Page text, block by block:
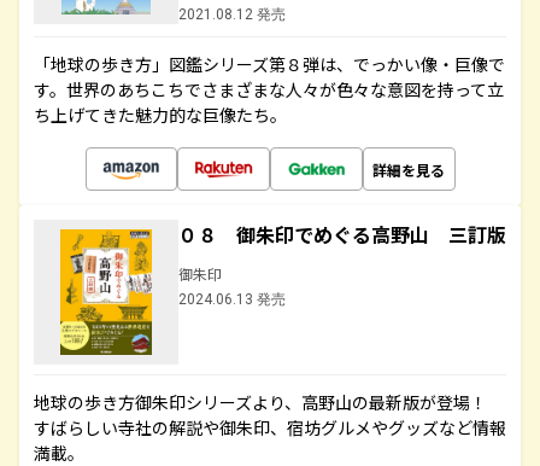
2021.08.12 発売
「地球の歩き方」図鑑シリーズ第８弾は、でっかい像・巨像で
す。世界のあちこちでさまざまな人々が色々な意図を持って立
ち上げてきた魅力的な巨像たち。
詳細を見る
０８ 御朱印でめぐる高野山 三訂版
御朱印
2024.06.13 発売
地球の歩き方御朱印シリーズより、高野山の最新版が登場！
すばらしい寺社の解説や御朱印、宿坊グルメやグッズなど情報
満載。